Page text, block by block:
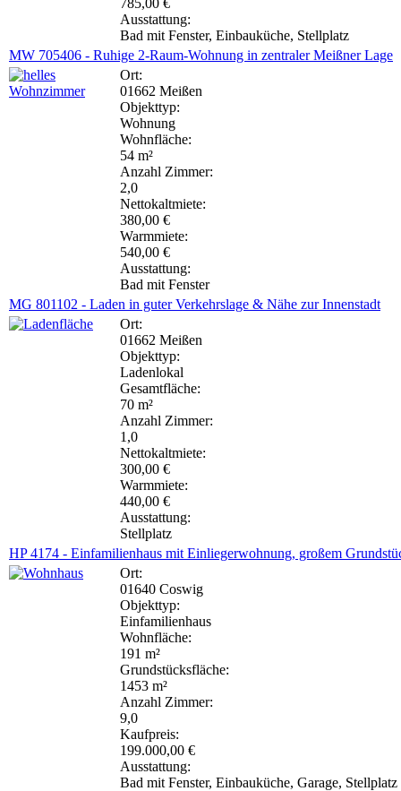
785,00 €
Ausstattung:
Bad mit Fenster, Einbauküche, Stellplatz
MW 705406 - Ruhige 2-Raum-Wohnung in zentraler Meißner Lage
Ort:
01662 Meißen
Objekttyp:
Wohnung
Wohnfläche:
54 m²
Anzahl Zimmer:
2,0
Nettokaltmiete:
380,00 €
Warmmiete:
540,00 €
Ausstattung:
Bad mit Fenster
MG 801102 - Laden in guter Verkehrslage & Nähe zur Innenstadt
Ort:
01662 Meißen
Objekttyp:
Ladenlokal
Gesamtfläche:
70 m²
Anzahl Zimmer:
1,0
Nettokaltmiete:
300,00 €
Warmmiete:
440,00 €
Ausstattung:
Stellplatz
HP 4174 - Einfamilienhaus mit Einliegerwohnung, großem
Ort:
01640 Coswig
Objekttyp:
Einfamilienhaus
Wohnfläche:
191 m²
Grundstücksfläche:
1453 m²
Anzahl Zimmer:
9,0
Kaufpreis:
199.000,00 €
Ausstattung:
Bad mit Fenster, Einbauküche, Garage, Stellplatz